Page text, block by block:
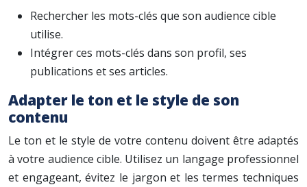
Rechercher les mots-clés que son audience cible
utilise.
Intégrer ces mots-clés dans son profil, ses
publications et ses articles.
Adapter le ton et le style de son
contenu
Le ton et le style de votre contenu doivent être adaptés
à votre audience cible. Utilisez un langage professionnel
et engageant, évitez le jargon et les termes techniques